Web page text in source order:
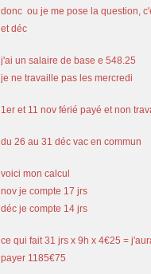
donc ou je me pose la question,
et déc
j'ai un salaire de base e 548.25
je ne travaille pas les mercredi
1er et 11 nov férié payé et non
du 26 au 31 déc vac en commun
voici mon calcul
nov je compte 17 jrs
déc je compte 14 jrs
ce qui fait 31 jrs x 9h x 4€25 =
payer 1185€75